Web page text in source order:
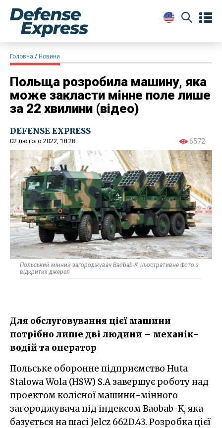
Головна Новини
Польща розробила машину, яка
може закласти мінне поле лише
за 22 хвилини (відео)
DEFENSE EXPRESS
02 лютого 2022, 18:28 6572
Польський мінний загороджувач Baobab-K, ілюстративне фото з
відкритих джерел
Для обслуговування цієї машини
потрібно лише дві людини – механік-
водій та оператор
Польське оборонне підприємство Huta
Stalowa Wola (HSW) S.A завершує роботу над
проектом колісної машини-мінного
загороджувача під індексом Baobab-K, яка
базується на шасі Jelcz 662D.43. Розробка цієї